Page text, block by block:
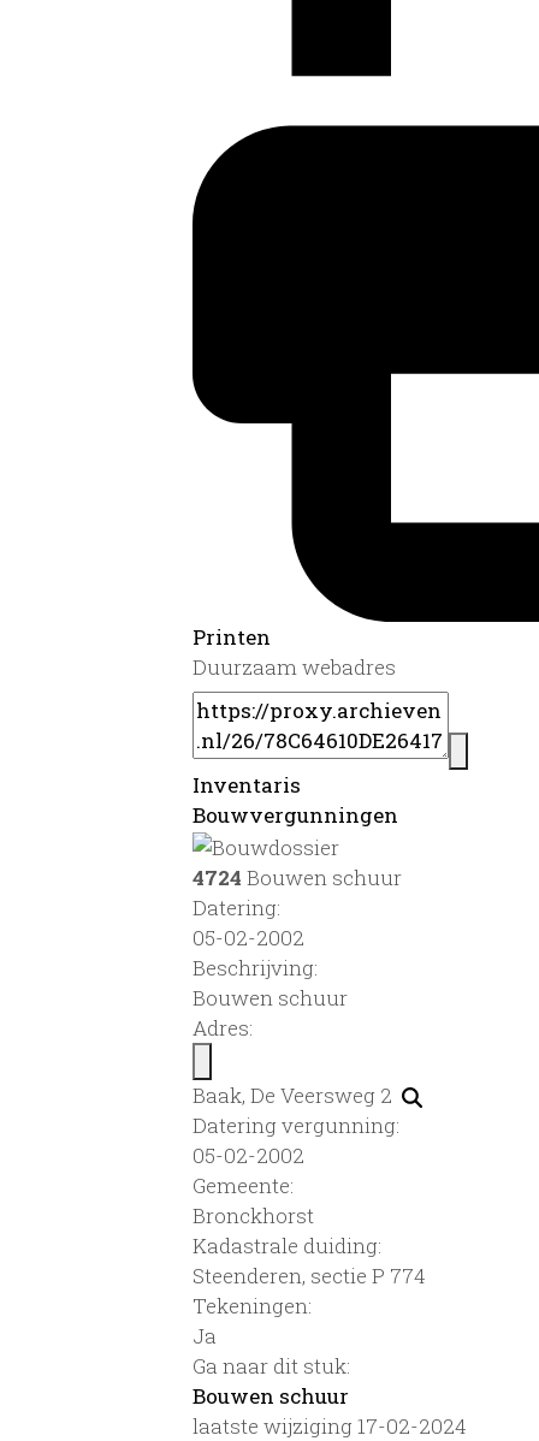
Printen
Duurzaam webadres
Inventaris
Bouwvergunningen
4724 Bouwen schuur
Datering:
05-02-2002
Beschrijving:
Bouwen schuur
Adres:
Baak, De Veersweg 2
Datering vergunning:
05-02-2002
Gemeente:
Bronckhorst
Kadastrale duiding:
Steenderen, sectie P 774
Tekeningen:
Ja
Ga naar dit stuk:
Bouwen schuur
laatste wijziging 17-02-2024